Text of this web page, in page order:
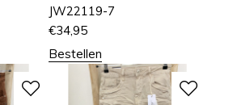
JW22119-7
€34,95
Bestellen